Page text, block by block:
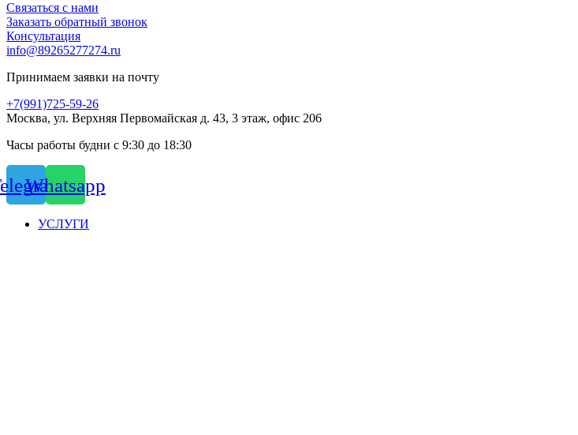
Связаться с нами
Заказать обратный звонок
Консультация
info@89265277274.ru
Принимаем заявки на почту
+7(991)725-59-26
Москва, ул. Верхняя Первомайская д. 43, 3 этаж, офис 206
Часы работы будни с 9:30 до 18:30
Whatsapp
УСЛУГИ